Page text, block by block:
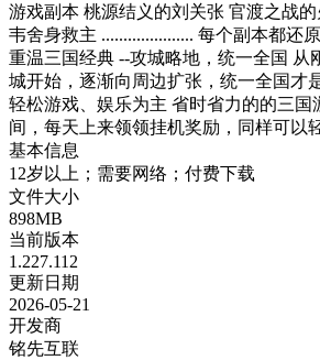
游戏副本 桃源结义的刘关张 官渡之战
韦舍身救主 ..................... 每个副本都还
重温三国经典 --攻城略地，统一全国 从
城开始，逐渐向周边扩张，统一全国才
轻松游戏、娱乐为主 省时省力的的三国
间，每天上来领领挂机奖励，同样可以
基本信息
12岁以上；需要网络；付费下载
文件大小
898MB
当前版本
1.227.112
更新日期
2026-05-21
开发商
铭先互联